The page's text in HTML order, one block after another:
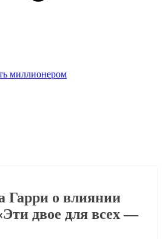
миллионером
Гарри о влиянии
двое для всех —